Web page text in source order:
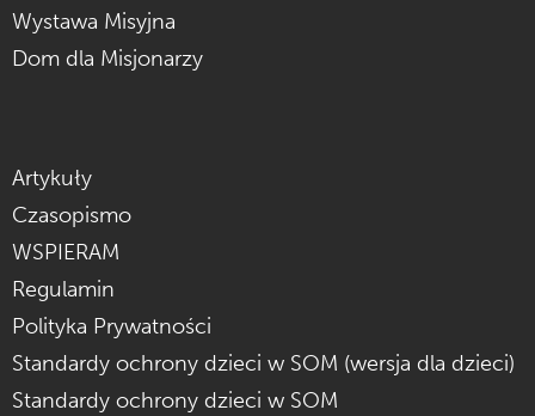
Wystawa Misyjna
Dom dla Misjonarzy
Artykuły
Czasopismo
WSPIERAM
Regulamin
Polityka Prywatności
Standardy ochrony dzieci w SOM (wersja dla dzieci)
Standardy ochrony dzieci w SOM